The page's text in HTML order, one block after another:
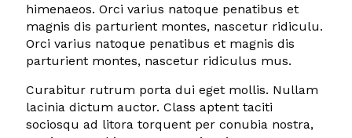
himenaeos. Orci varius natoque penatibus et
magnis dis parturient montes, nascetur ridiculu.
Orci varius natoque penatibus et magnis dis
parturient montes, nascetur ridiculus mus.
Curabitur rutrum porta dui eget mollis. Nullam
lacinia dictum auctor. Class aptent taciti
sociosqu ad litora torquent per conubia nostra,